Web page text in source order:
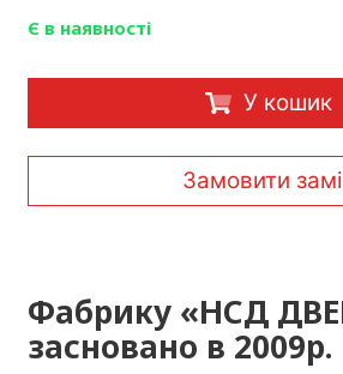
Є в наявності
У кошик
Замовити
Фабрику «НСД
засновано в 2009р.